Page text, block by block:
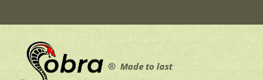
® Made to last